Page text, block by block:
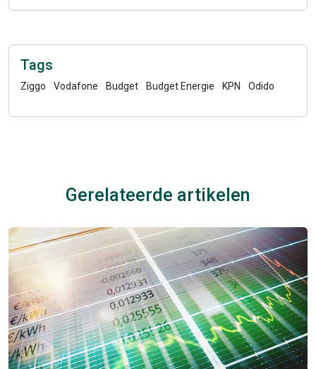
Tags
Ziggo Vodafone Budget Budget Energie KPN Odido
Gerelateerde artikelen